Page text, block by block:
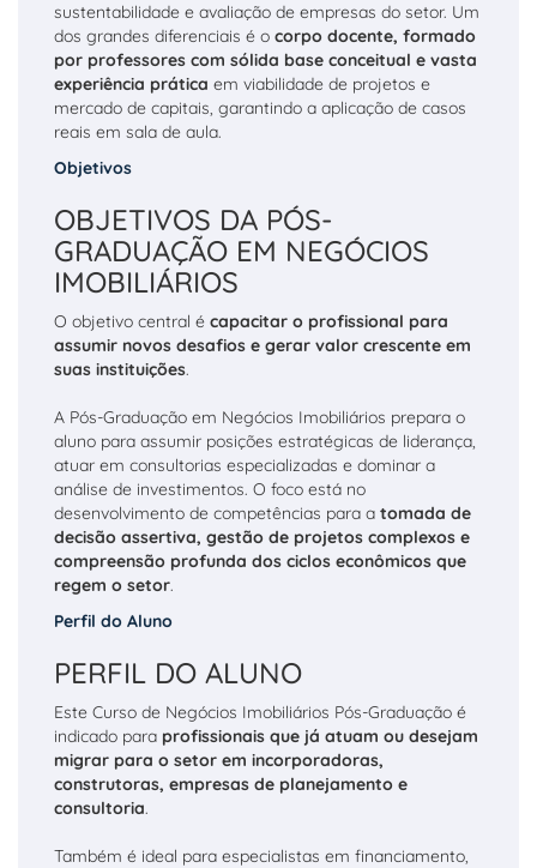
sustentabilidade e avaliação de empresas do setor. Um
dos grandes diferenciais é o corpo docente, formado
por professores com sólida base conceitual e vasta
experiência prática em viabilidade de projetos e
mercado de capitais, garantindo a aplicação de casos
reais em sala de aula.
Objetivos
OBJETIVOS DA PÓS-
GRADUAÇÃO EM NEGÓCIOS
IMOBILIÁRIOS
O objetivo central é capacitar o profissional para
assumir novos desafios e gerar valor crescente em
suas instituições.
A Pós-Graduação em Negócios Imobiliários prepara o
aluno para assumir posições estratégicas de liderança,
atuar em consultorias especializadas e dominar a
análise de investimentos. O foco está no
desenvolvimento de competências para a tomada de
decisão assertiva, gestão de projetos complexos e
compreensão profunda dos ciclos econômicos que
regem o setor.
Perfil do Aluno
PERFIL DO ALUNO
Este Curso de Negócios Imobiliários Pós-Graduação é
indicado para profissionais que já atuam ou desejam
migrar para o setor em incorporadoras,
construtoras, empresas de planejamento e
consultoria.
Também é ideal para especialistas em financiamento,